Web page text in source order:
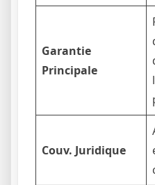
Garantie
Principale
Couv. Juridique